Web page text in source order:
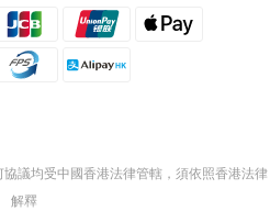
議均受中國香港法律管轄，須依照香港法律
解釋